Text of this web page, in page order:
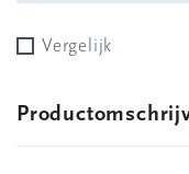
Vergelijk